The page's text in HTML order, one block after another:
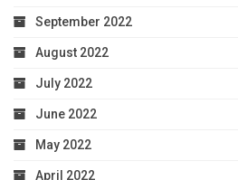
September 2022
August 2022
July 2022
June 2022
May 2022
April 2022